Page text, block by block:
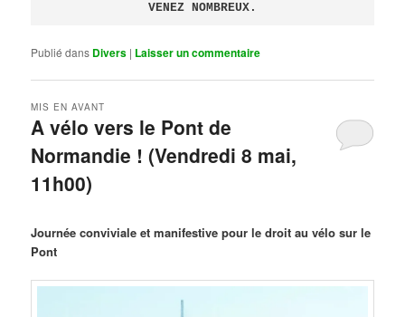
VENEZ NOMBREUX.
Publié dans Divers | Laisser un commentaire
A vélo vers le Pont de
Normandie ! (Vendredi 8 mai,
11h00)
MIS EN AVANT
Journée conviviale et manifestive pour le droit au vélo sur le
Pont